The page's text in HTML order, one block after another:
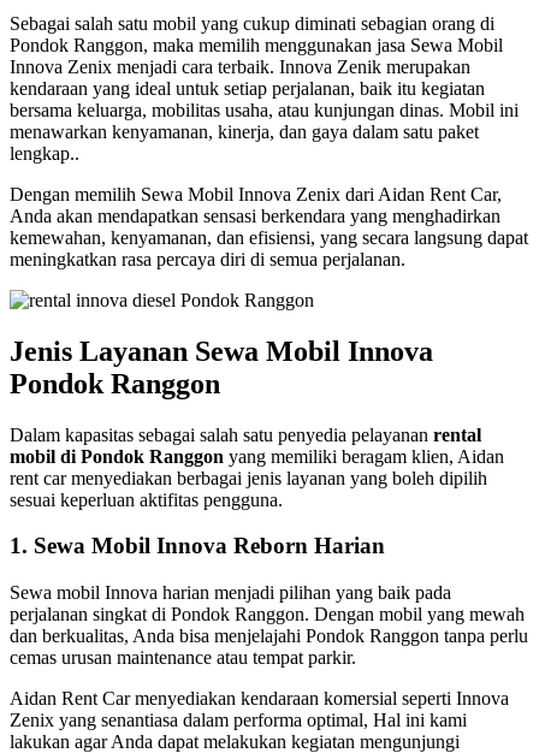
Sebagai salah satu mobil yang cukup diminati sebagian orang di
Pondok Ranggon, maka memilih menggunakan jasa Sewa Mobil
Innova Zenix menjadi cara terbaik. Innova Zenik merupakan
kendaraan yang ideal untuk setiap perjalanan, baik itu kegiatan
bersama keluarga, mobilitas usaha, atau kunjungan dinas. Mobil ini
menawarkan kenyamanan, kinerja, dan gaya dalam satu paket
lengkap..
Dengan memilih Sewa Mobil Innova Zenix dari Aidan Rent Car,
Anda akan mendapatkan sensasi berkendara yang menghadirkan
kemewahan, kenyamanan, dan efisiensi, yang secara langsung dapat
meningkatkan rasa percaya diri di semua perjalanan.
Jenis Layanan Sewa Mobil Innova
Pondok Ranggon
Dalam kapasitas sebagai salah satu penyedia pelayanan rental
mobil di Pondok Ranggon yang memiliki beragam klien, Aidan
rent car menyediakan berbagai jenis layanan yang boleh dipilih
sesuai keperluan aktifitas pengguna.
1. Sewa Mobil Innova Reborn Harian
Sewa mobil Innova harian menjadi pilihan yang baik pada
perjalanan singkat di Pondok Ranggon. Dengan mobil yang mewah
dan berkualitas, Anda bisa menjelajahi Pondok Ranggon tanpa perlu
cemas urusan maintenance atau tempat parkir.
Aidan Rent Car menyediakan kendaraan komersial seperti Innova
Zenix yang senantiasa dalam performa optimal, Hal ini kami
lakukan agar Anda dapat melakukan kegiatan mengunjungi